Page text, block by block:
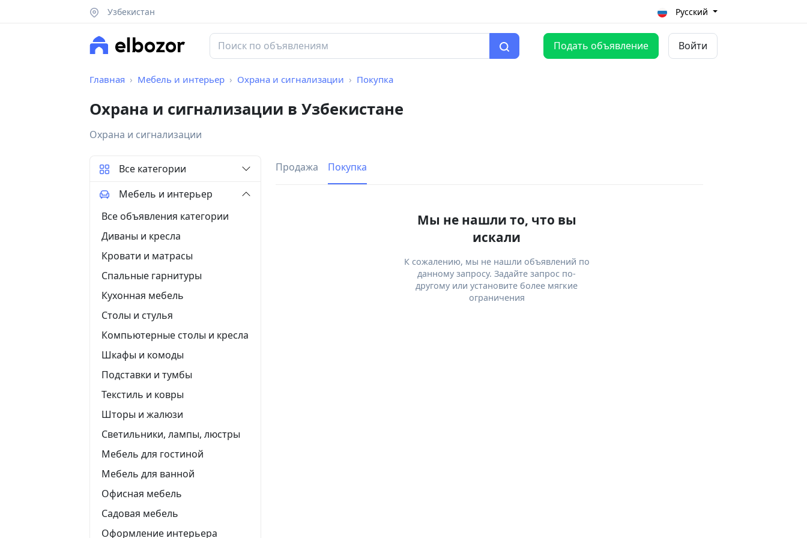
Узбекистан Русский
Подать объявление Войти
Главная Мебель и интерьер Охрана и сигнализации Покупка
Охрана и сигнализации в Узбекистане
Охрана и сигнализации
Продажа Покупка
Мы не нашли то, что вы
искали
К сожалению, мы не нашли объявлений по
данному запросу. Задайте запрос по-
другому или установите более мягкие
ограничения
Все категории
Мебель и интерьер
Все объявления категории
Диваны и кресла
Кровати и матрасы
Спальные гарнитуры
Кухонная мебель
Столы и стулья
Компьютерные столы и кресла
Шкафы и комоды
Подставки и тумбы
Текстиль и ковры
Шторы и жалюзи
Светильники, лампы, люстры
Мебель для гостиной
Мебель для ванной
Офисная мебель
Садовая мебель
Оформление интерьера